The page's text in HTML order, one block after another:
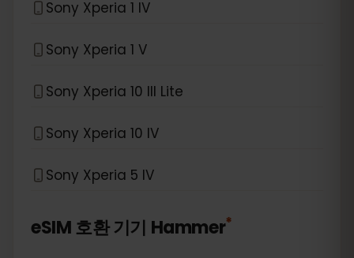
Sony Xperia 1 IV
Sony Xperia 1 V
Sony Xperia 10 III Lite
Sony Xperia 10 IV
Sony Xperia 5 IV
eSIM 호환 기기 Hammer*